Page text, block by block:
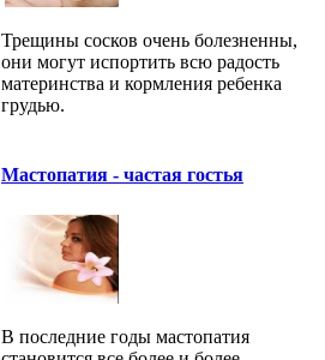
Трещины сосков очень болезненны,
они могут испортить всю радость
материнства и кормления ребенка
грудью.
Мастопатия - частая гостья
В последние годы мастопатия